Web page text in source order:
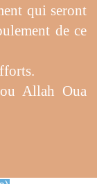
qui seront
de ce
Allah Oua